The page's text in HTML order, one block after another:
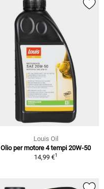
Louis Oil
Olio per motore 4 tempi 20W-50
14,99 €1